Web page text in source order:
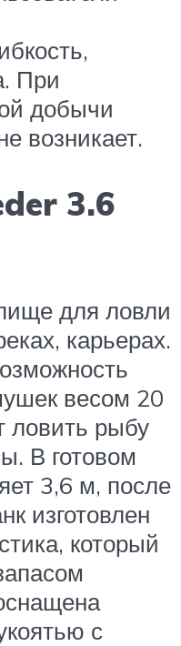
При
добычи
возникает.
3.6
для ловли
карьерах.
весом 20
ловить рыбу
В готовом
3,6 м, после
изготовлен
который
с